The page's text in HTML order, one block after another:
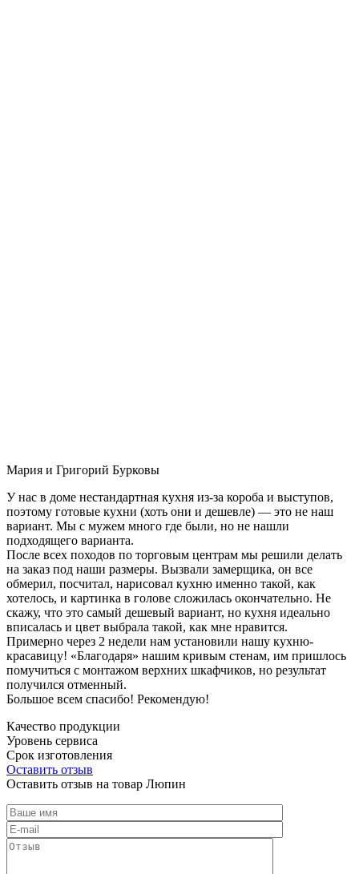
Мария и Григорий Бурковы
У нас в доме нестандартная кухня из-за короба и выступов,
поэтому готовые кухни (хоть они и дешевле) — это не наш
вариант. Мы с мужем много где были, но не нашли
подходящего варианта.
После всех походов по торговым центрам мы решили делать
на заказ под наши размеры. Вызвали замерщика, он все
обмерил, посчитал, нарисовал кухню именно такой, как
хотелось, и картинка в голове сложилась окончательно. Не
скажу, что это самый дешевый вариант, но кухня идеально
вписалась и цвет выбрала такой, как мне нравится.
Примерно через 2 недели нам установили нашу кухню-
красавицу! «Благодаря» нашим кривым стенам, им пришлось
помучиться с монтажом верхних шкафчиков, но результат
получился отменный.
Большое всем спасибо! Рекомендую!
Качество продукции
Уровень сервиса
Срок изготовления
Оставить отзыв
Оставить отзыв на товар Люпин